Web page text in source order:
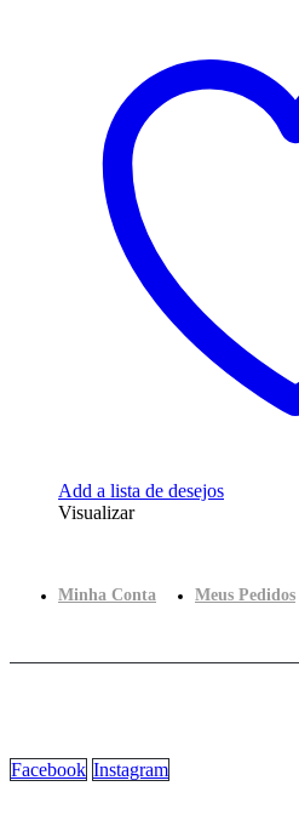
Add a lista de desejos
Visualizar
Minha Conta Meus Pedidos
Facebook Instagram